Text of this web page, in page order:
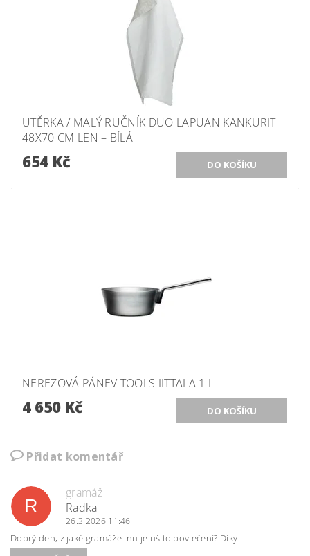
UTĚRKA / MALÝ RUČNÍK DUO LAPUAN KANKURIT
48X70 CM LEN – BÍLÁ
654 Kč
NEREZOVÁ PÁNEV TOOLS IITTALA 1 L
4 650 Kč
Přidat komentář
R
gramáž
Radka
26.3.2026 11:46
Dobrý den, z jaké gramáže lnu je ušito povlečení? Díky